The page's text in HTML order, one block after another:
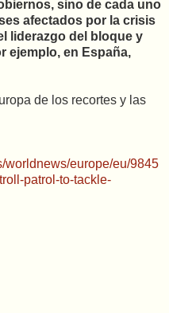
sino de cada uno
afectados por la crisis
liderazgo del bloque y
ejemplo, en España,
de los recortes y las
worldnews/europe/eu/9845
patrol-to-tackle-